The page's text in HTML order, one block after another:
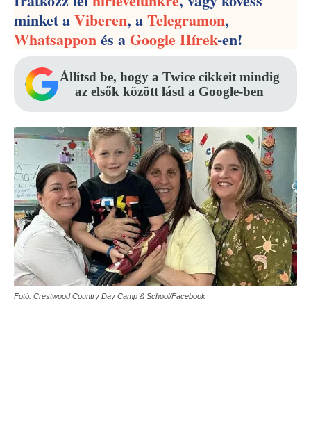
minket aViberen, aTelegramon,
Whatsapponés aGoogle Hírek-en!
Állítsd be, hogy a Twice cikkeit mindig
az elsők között lásd a Google-ben
Fotó: Crestwood Country Day Camp & School/Facebook